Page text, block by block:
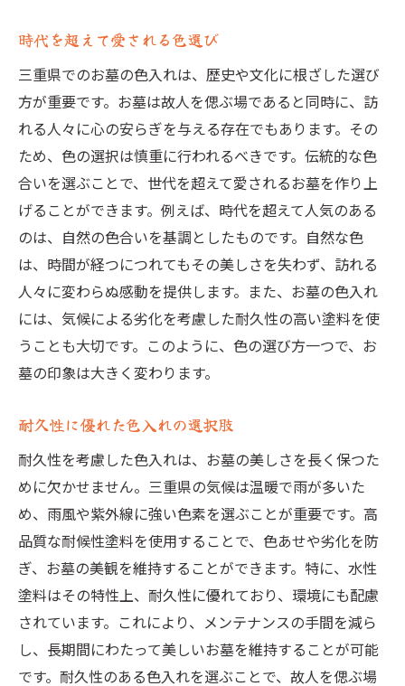
時代を超えて愛される色選び
三重県でのお墓の色入れは、歴史や文化に根ざした選び
方が重要です。お墓は故人を偲ぶ場であると同時に、訪
れる人々に心の安らぎを与える存在でもあります。その
ため、色の選択は慎重に行われるべきです。伝統的な色
合いを選ぶことで、世代を超えて愛されるお墓を作り上
げることができます。例えば、時代を超えて人気のある
のは、自然の色合いを基調としたものです。自然な色
は、時間が経つにつれてもその美しさを失わず、訪れる
人々に変わらぬ感動を提供します。また、お墓の色入れ
には、気候による劣化を考慮した耐久性の高い塗料を使
うことも大切です。このように、色の選び方一つで、お
墓の印象は大きく変わります。
耐久性に優れた色入れの選択肢
耐久性を考慮した色入れは、お墓の美しさを長く保つた
めに欠かせません。三重県の気候は温暖で雨が多いた
め、雨風や紫外線に強い色素を選ぶことが重要です。高
品質な耐候性塗料を使用することで、色あせや劣化を防
ぎ、お墓の美観を維持することができます。特に、水性
塗料はその特性上、耐久性に優れており、環境にも配慮
されています。これにより、メンテナンスの手間を減ら
し、長期間にわたって美しいお墓を維持することが可能
です。耐久性のある色入れを選ぶことで、故人を偲ぶ場